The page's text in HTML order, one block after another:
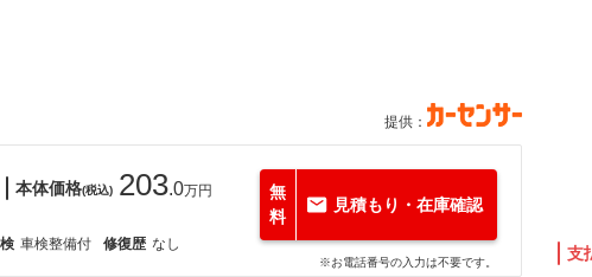
提供：
本体価格(税込) 203.0万円
車検整備付 修復歴 なし
無
料
見積もり・在庫確認
※お電話番号の入力は不要です。 支